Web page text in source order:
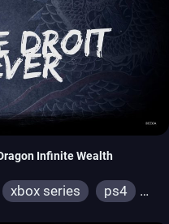
Infinite Wealth
xbox series
ps4